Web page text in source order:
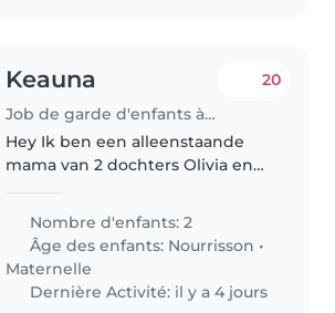
Keauna
Job de garde d'enfants à Oudenaarde
20
Hey Ik ben een alleenstaande
mama van 2 dochters Olivia en
heb een zeer lastige periode
achter de rug uit elkaar gaan en
papa kijkt niet naar de kids...
Nombre d'enfants: 2
Âge des enfants: Nourrisson •
Maternelle
Dernière Activité: il y a 4 jours